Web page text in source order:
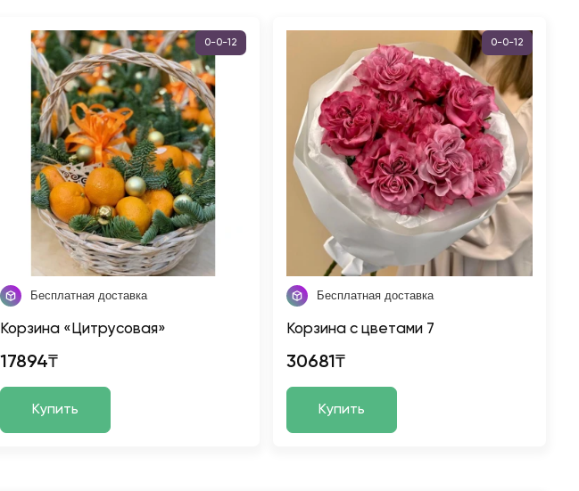
0-0-12
Бесплатная доставка
Корзина «Цитрусовая»
17894₸
Купить
0-0-12
Бесплатная доставка
Корзина с цветами 7
30681₸
Купить